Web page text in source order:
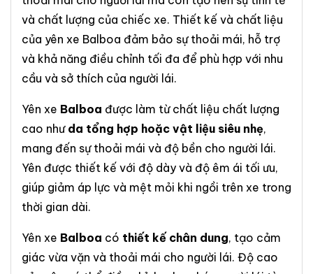
và chất lượng của chiếc xe. Thiết kế và chất liệu
của yên xe Balboa đảm bảo sự thoải mái, hỗ trợ
và khả năng điều chỉnh tối đa để phù hợp với nhu
cầu và sở thích của người lái.
Yên xe Balboa được làm từ chất liệu chất lượng
cao như da tổng hợp hoặc vật liệu siêu nhẹ,
mang đến sự thoải mái và độ bền cho người lái.
Yên được thiết kế với độ dày và độ êm ái tối ưu,
giúp giảm áp lực và mệt mỏi khi ngồi trên xe trong
thời gian dài.
Yên xe Balboa có thiết kế chân dung, tạo cảm
giác vừa vặn và thoải mái cho người lái. Độ cao